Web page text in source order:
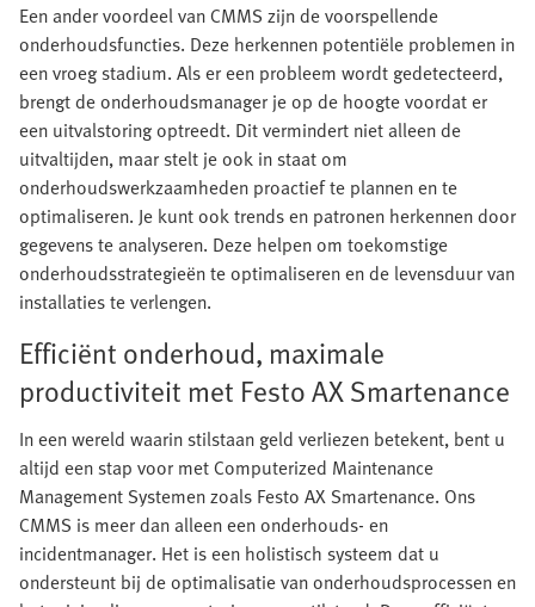
Een ander voordeel van CMMS zijn de voorspellende
onderhoudsfuncties. Deze herkennen potentiële problemen in
een vroeg stadium. Als er een probleem wordt gedetecteerd,
brengt de onderhoudsmanager je op de hoogte voordat er
een uitvalstoring optreedt. Dit vermindert niet alleen de
uitvaltijden, maar stelt je ook in staat om
onderhoudswerkzaamheden proactief te plannen en te
optimaliseren. Je kunt ook trends en patronen herkennen door
gegevens te analyseren. Deze helpen om toekomstige
onderhoudsstrategieën te optimaliseren en de levensduur van
installaties te verlengen.
Efficiënt onderhoud, maximale
productiviteit met Festo AX Smartenance
In een wereld waarin stilstaan geld verliezen betekent, bent u
altijd een stap voor met Computerized Maintenance
Management Systemen zoals Festo AX Smartenance. Ons
CMMS is meer dan alleen een onderhouds- en
incidentmanager. Het is een holistisch systeem dat u
ondersteunt bij de optimalisatie van onderhoudsprocessen en